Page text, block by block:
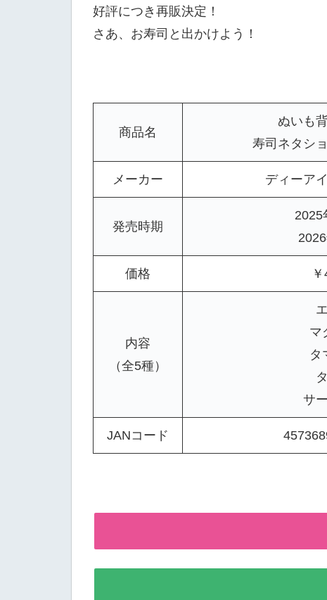
好評につき再販決定！
さあ、お寿司と出かけよう！
商品名
ぬいも
寿司ネタシ
メーカー ディーア
発売時期
2025
価格
内容
（全5種）
マ
タ
サ
JANコード